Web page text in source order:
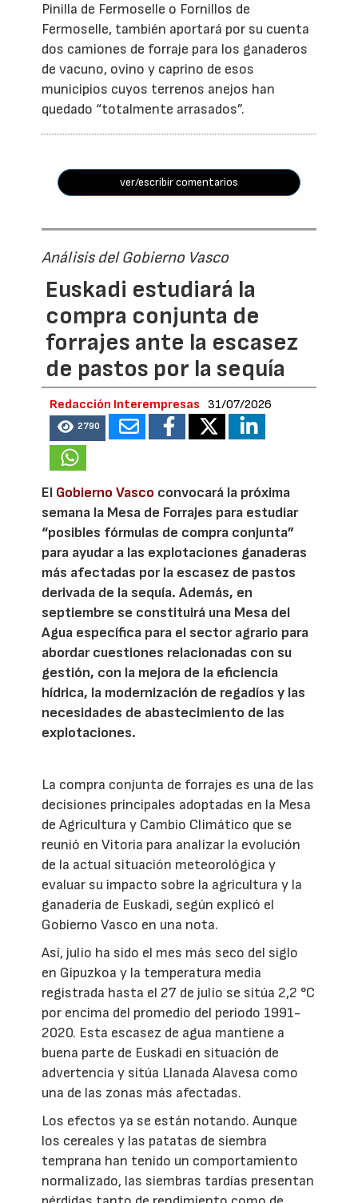
Pinilla de Fermoselle o Fornillos de
Fermoselle, también aportará por su cuenta
dos camiones de forraje para los ganaderos
de vacuno, ovino y caprino de esos
municipios cuyos terrenos anejos han
quedado “totalmente arrasados”.
ver/escribir comentarios
Análisis del Gobierno Vasco
Euskadi estudiará la
compra conjunta de
forrajes ante la escasez
de pastos por la sequía
Redacción Interempresas 31/07/2026
2790
El Gobierno Vasco convocará la próxima
semana la Mesa de Forrajes para estudiar
“posibles fórmulas de compra conjunta”
para ayudar a las explotaciones ganaderas
más afectadas por la escasez de pastos
derivada de la sequía. Además, en
septiembre se constituirá una Mesa del
Agua específica para el sector agrario para
abordar cuestiones relacionadas con su
gestión, con la mejora de la eficiencia
hídrica, la modernización de regadíos y las
necesidades de abastecimiento de las
explotaciones.
La compra conjunta de forrajes es una de las
decisiones principales adoptadas en la Mesa
de Agricultura y Cambio Climático que se
reunió en Vitoria para analizar la evolución
de la actual situación meteorológica y
evaluar su impacto sobre la agricultura y la
ganadería de Euskadi, según explicó el
Gobierno Vasco en una nota.
Así, julio ha sido el mes más seco del siglo
en Gipuzkoa y la temperatura media
registrada hasta el 27 de julio se sitúa 2,2 °C
por encima del promedio del periodo 1991-
2020. Esta escasez de agua mantiene a
buena parte de Euskadi en situación de
advertencia y sitúa Llanada Alavesa como
una de las zonas más afectadas.
Los efectos ya se están notando. Aunque
los cereales y las patatas de siembra
temprana han tenido un comportamiento
normalizado, las siembras tardías presentan